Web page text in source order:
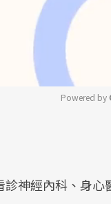
Powered by
神經內科、身心